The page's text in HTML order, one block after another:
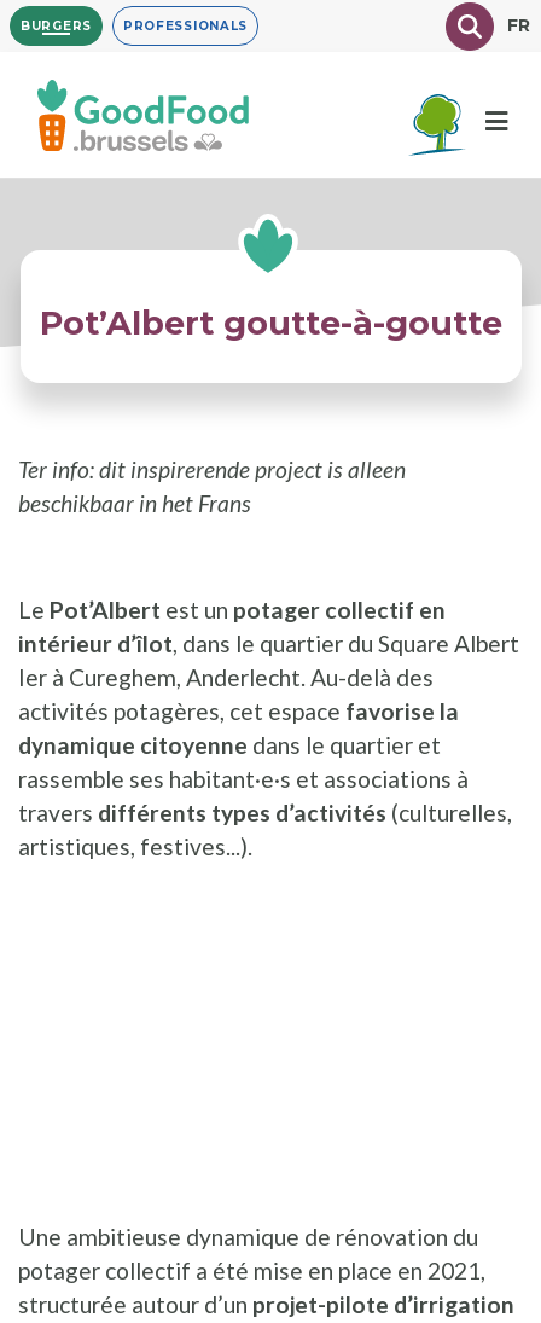
Overslaan
en
inhoud
gaan
BURGERS PROFESSIONALS TexteFR
Pot’Albert goutte-à-goutte
Ter info: dit inspirerende project is alleen
beschikbaar in het Frans
Le Pot’Albert est un potager collectif en
intérieur d’îlot, dans le quartier du Square Albert
Ier à Cureghem, Anderlecht. Au-delà des
activités potagères, cet espace favorise la
dynamique citoyenne dans le quartier et
rassemble ses habitant·e·s et associations à
travers différents types d’activités (culturelles,
artistiques, festives...).
Une ambitieuse dynamique de rénovation du
potager collectif a été mise en place en 2021,
structurée autour d’un projet-pilote d’irrigation